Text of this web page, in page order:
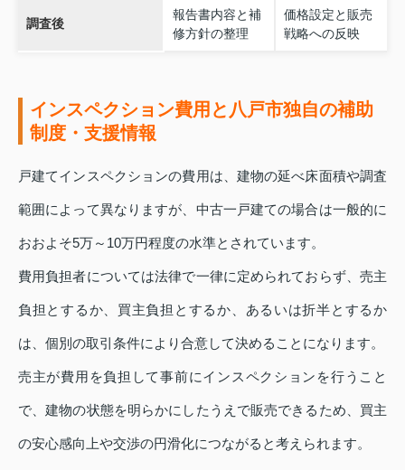
調査後
報告書内容と補
修方針の整理
価格設定と販売
戦略への反映
インスペクション費用と八戸市独自の補助
制度・支援情報
戸建てインスペクションの費用は、建物の延べ床面積や調査
範囲によって異なりますが、中古一戸建ての場合は一般的に
おおよそ5万～10万円程度の水準とされています。
費用負担者については法律で一律に定められておらず、売主
負担とするか、買主負担とするか、あるいは折半とするか
は、個別の取引条件により合意して決めることになります。
売主が費用を負担して事前にインスペクションを行うこと
で、建物の状態を明らかにしたうえで販売できるため、買主
の安心感向上や交渉の円滑化につながると考えられます。